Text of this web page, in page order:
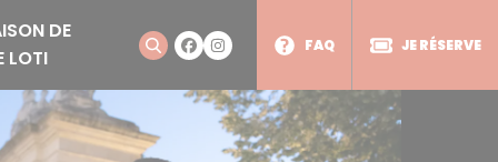
DE
LOTI
FAQ JE RÉSERVE